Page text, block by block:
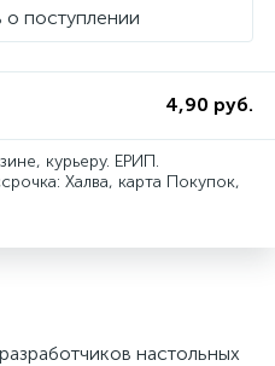
поступлении
4,90 руб.
курьеру. ЕРИП.
Халва, карта Покупок,
настольных